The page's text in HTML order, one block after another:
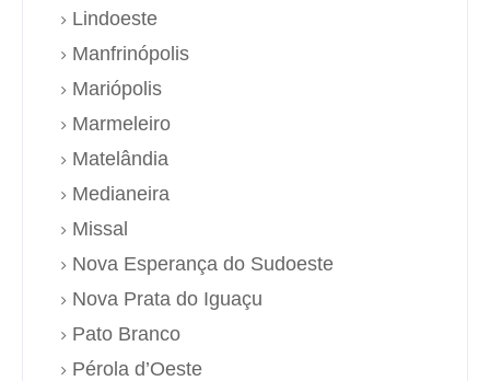
Lindoeste
Manfrinópolis
Mariópolis
Marmeleiro
Matelândia
Medianeira
Missal
Nova Esperança do Sudoeste
Nova Prata do Iguaçu
Pato Branco
Pérola d’Oeste